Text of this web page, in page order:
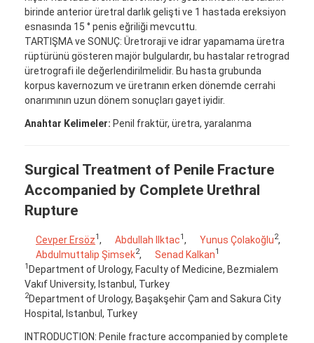
birinde anterior üretral darlık gelişti ve 1 hastada ereksiyon
esnasında 15 ° penis eğriliği mevcuttu.
TARTIŞMA ve SONUÇ: Üretroraji ve idrar yapamama üretra
rüptürünü gösteren majör bulgulardır, bu hastalar retrograd
üretrografi ile değerlendirilmelidir. Bu hasta grubunda
korpus kavernozum ve üretranın erken dönemde cerrahi
onarımının uzun dönem sonuçları gayet iyidir.
Anahtar Kelimeler: Penil fraktür, üretra, yaralanma
Surgical Treatment of Penile Fracture
Accompanied by Complete Urethral
Rupture
Cevper Ersöz1 , Abdullah Ilktac1 , Yunus Çolakoğlu2,
Abdulmuttalip Şimsek2, Senad Kalkan1
1 Department of Urology, Faculty of Medicine, Bezmialem
Vakıf University, Istanbul, Turkey
2Department of Urology, Başakşehir Çam and Sakura City
Hospital, Istanbul, Turkey
INTRODUCTION: Penile fracture accompanied by complete